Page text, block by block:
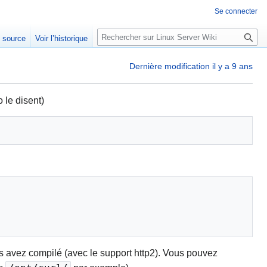
Dernière modification il y a 9 ans
le disent)
compilé (avec le support http2). Vous pouvez
Se connecter
source Voir l’historique
R
e
e
c
e